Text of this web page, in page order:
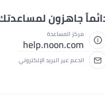
جاهزون
مركز المساعدة
help.noon.com
الدعم عبر البريد الإلكتروني